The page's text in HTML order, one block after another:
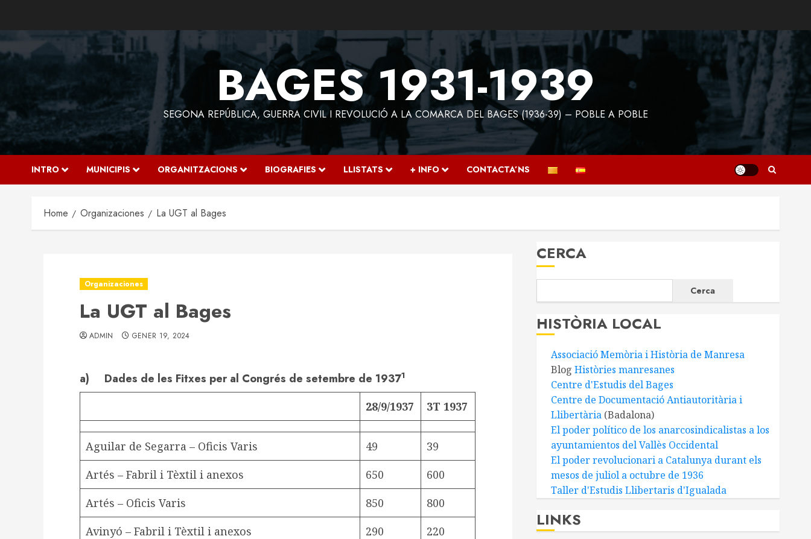
BAGES 1931-1939
SEGONA REPÚBLICA, GUERRA CIVIL I REVOLUCIÓ A LA COMARCA DEL BAGES (1936-39) – POBLE A POBLE
INTRO MUNICIPIS ORGANITZACIONS BIOGRAFIES LLISTATS + INFO CONTACTA’NS
Home Organizaciones La UGT al Bages
Organizaciones
La UGT al Bages
ADMIN GENER 19, 2024
a) Dades de les Fitxes per al Congrés de setembre de 19371
28/9/1937 3T 1937
Aguilar de Segarra – Oficis Varis 49
39
Artés – Fabril i Tèxtil i anexos
650
600
Artés – Oficis Varis
850
800
Avinyó – Fabril i Tèxtil i anexos
290
220
CERCA
Cerca
HISTÒRIA LOCAL
Associació Memòria i Història de Manresa
Blog Històries manresanes
Centre d'Estudis del Bages
Centre de Documentació Antiautoritària i
Llibertària(Badalona)
El poder político de los anarcosindicalistas a los
ayuntamientos del Vallès Occidental
El poder revolucionari a Catalunya durant els
mesos de juliol a octubre de 1936
Taller d'Estudis Llibertaris d'Igualada
LINKS